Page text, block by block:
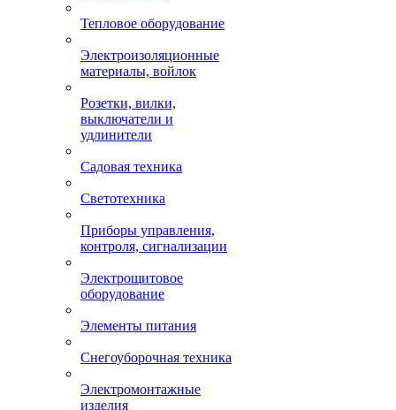
Тепловое оборудование
Электроизоляционные
материалы, войлок
Розетки, вилки,
выключатели и
удлинители
Садовая техника
Светотехника
Приборы управления,
контроля, сигнализации
Электрощитовое
оборудование
Элементы питания
Снегоуборочная техника
Электромонтажные
изделия